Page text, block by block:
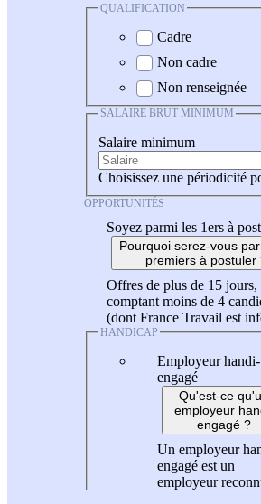
QUALIFICATION
Cadre
Non cadre
Non renseignée
SALAIRE BRUT MINIMUM
Salaire minimum
Choisissez une périodicité
OPPORTUNITÉS
Soyez parmi les 1ers à
Pourquoi serez-vous
premiers à postuler
Offres de plus de 15 jours,
comptant moins de 4
(dont France Travail est
HANDICAP
Employeur handi-
engagé
Qu'est-ce
employeur
engagé ?
Un employeur
engagé est un
employeur